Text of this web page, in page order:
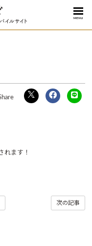
MENU
れます！
次の記事